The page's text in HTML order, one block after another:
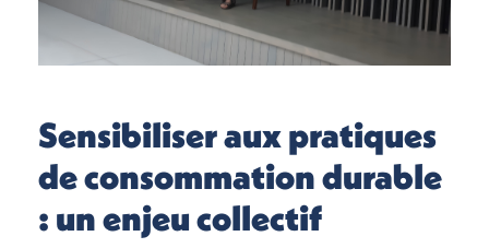
Sensibiliser aux pratiques
de consommation durable
: un enjeu collectif